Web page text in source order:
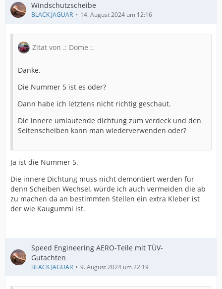
Windschutzscheibe
BLACK JAGUAR 14. August 2024 um 12:16
Zitat von .: Dome :.
Danke.
Die Nummer 5 ist es oder?
Dann habe ich letztens nicht richtig geschaut.
Die innere umlaufende dichtung zum verdeck und den
Seitenscheiben kann man wiederverwenden oder?
Ja ist die Nummer 5.
Die innere Dichtung muss nicht demontiert werden für
denn Scheiben Wechsel, würde ich auch vermeiden die ab
zu machen da an bestimmten Stellen ein extra Kleber ist
der wie Kaugummi ist.
Speed Engineering AERO-Teile mit TÜV-
Gutachten
BLACK JAGUAR 9. August 2024 um 22:19